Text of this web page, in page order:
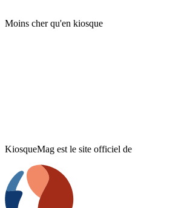
Moins cher qu'en kiosque
KiosqueMag est le site officiel de